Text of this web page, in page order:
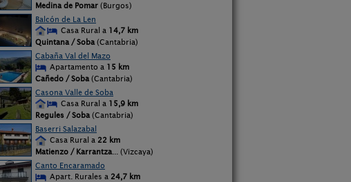
Medina de Pomar (Burgos)
Balcón de La Len
Casa Rural a 14,7 km
Quintana / Soba (Cantabria)
Cabaña Val del Mazo
Apartamento a 15 km
Cañedo / Soba (Cantabria)
Casona Valle de Soba
Casa Rural a 15,9 km
Regules / Soba (Cantabria)
Baserri Salazabal
Casa Rural a 22 km
Matienzo / Karrantza... (Vizcaya)
Canto Encaramado
Apart. Rurales a 24,7 km